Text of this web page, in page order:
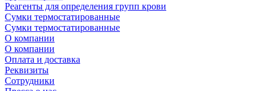
Реагенты для определения групп крови
Сумки термостатированные
Сумки термостатированные
О компании
О компании
Оплата и доставка
Реквизиты
Сотрудники